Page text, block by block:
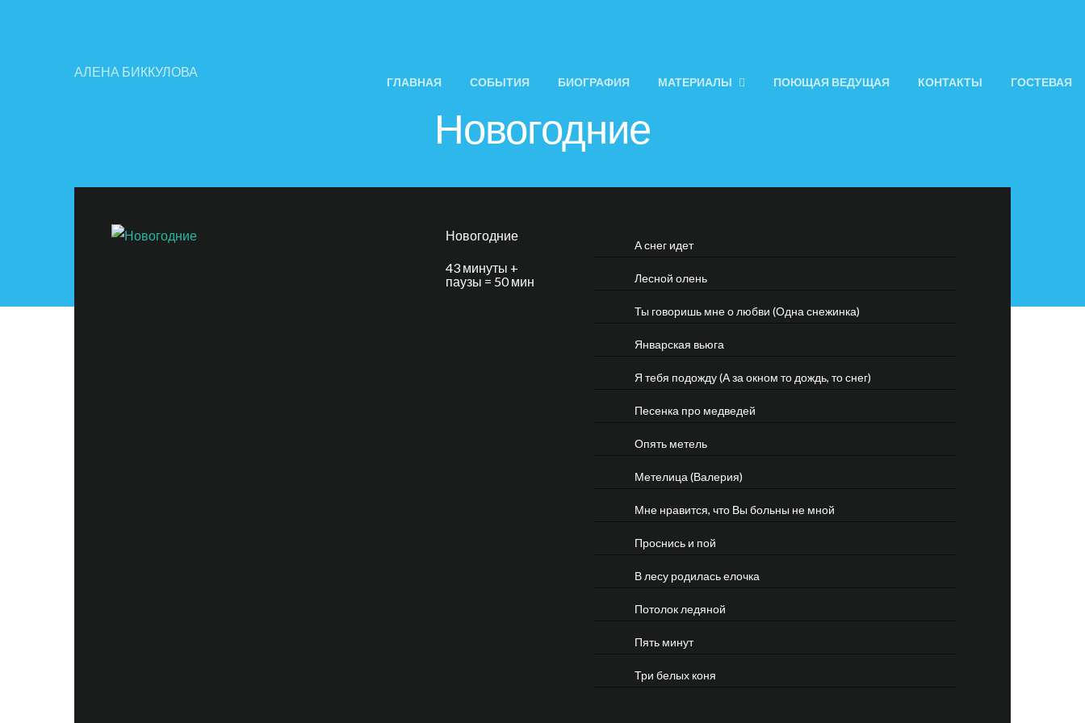
АЛЕНА БИККУЛОВА
ГЛАВНАЯ СОБЫТИЯ БИОГРАФИЯ МАТЕРИАЛЫ ПОЮЩАЯ ВЕДУЩАЯ КОНТАКТЫ ГОСТЕВАЯ
Новогодние
Новогодние
43 минуты +
паузы = 50 мин
А снег идет
Лесной олень
Ты говоришь мне о любви (Одна снежинка)
Январская вьюга
Я тебя подожду (А за окном то дождь, то снег)
Песенка про медведей
Опять метель
Метелица (Валерия)
Мне нравится, что Вы больны не мной
Проснись и пой
В лесу родилась елочка
Потолок ледяной
Пять минут
Три белых коня